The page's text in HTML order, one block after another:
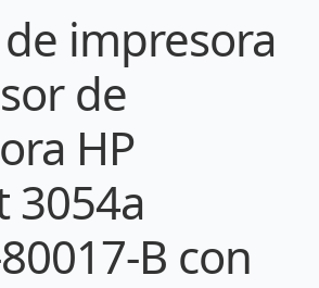
impresora
de
HP
3054a
B con